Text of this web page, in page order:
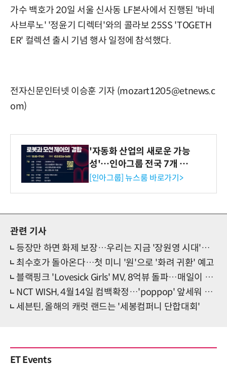
가수 백호가 20일 서울 신사동 LF본사에서 진행된 '바네
사브루노' '정윤기 디렉터'와의 콜라보 25SS 'TOGETH
ER' 컬렉션 출시 기념 행사 일정에 참석했다.
전자신문인터넷 이승훈 기자 (mozart1205@etnews.c
om)
'자동화 산업의 새로운 가능
성'…인아그룹 전국 7개 도
시 세미나 페어 개최
[인아그룹] 뉴스룸 바로가기>
관련 기사
등장만 하면 화제 보장…우리는 지금 '장원영 시대'에 살고 있다
최수호가 돌아온다…첫 미니 '원'으로 '화려 귀환' 예고
블랙핑크 'Lovesick Girls' MV, 8억뷰 돌파…매일이 신기록
NCT WISH, 4월14일 컴백확정…'poppop' 앞세워 청량대세 각인
세븐틴, 올해의 캐럿 랜드는 '세봉컴퍼니 단합대회'
ET Events